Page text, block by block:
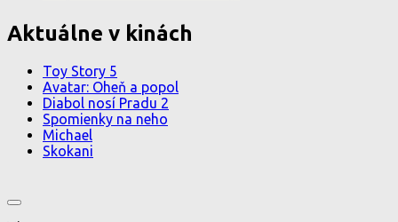
Aktuálne v kinách
Toy Story 5
Avatar: Oheň a popol
Diabol nosí Pradu 2
Spomienky na neho
Michael
Skokani